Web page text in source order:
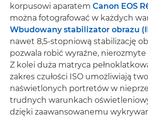
korpusowi aparatem Canon EOS
można fotografować w każdych
Wbudowany stabilizator obrazu
nawet 8,5-stopniową stabilizację
pozwala robić wyraźne, nierozmyte
Z kolei duża matryca
zakres czułości ISO umożliwiają
naświetlonych portretów w
trudnych warunkach
dzięki zaawansowanemu